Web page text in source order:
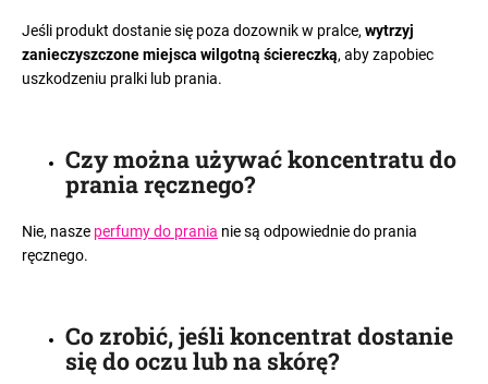
Jeśli produkt dostanie się poza dozownik w pralce, wytrzyj
zanieczyszczone miejsca wilgotną ściereczką, aby zapobiec
uszkodzeniu pralki lub prania.
Czy można używać koncentratu do
prania ręcznego?
Nie, nasze perfumy do prania nie są odpowiednie do prania
ręcznego.
Co zrobić, jeśli koncentrat dostanie
się do oczu lub na skórę?